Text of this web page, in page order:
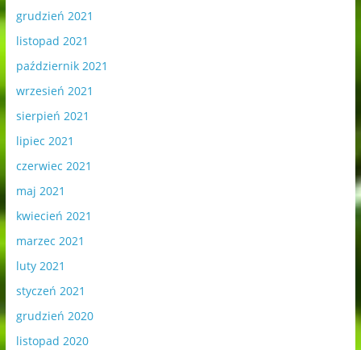
grudzień 2021
listopad 2021
październik 2021
wrzesień 2021
sierpień 2021
lipiec 2021
czerwiec 2021
maj 2021
kwiecień 2021
marzec 2021
luty 2021
styczeń 2021
grudzień 2020
listopad 2020